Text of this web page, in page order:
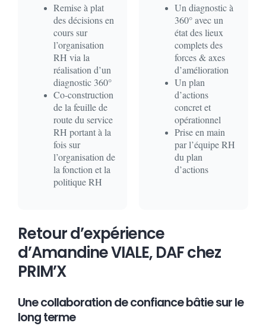
Remise à plat
des décisions en
cours sur
l’organisation
RH via la
réalisation d’un
diagnostic 360°
Co-construction
de la feuille de
route du service
RH portant à la
fois sur
l’organisation de
la fonction et la
politique RH
Un diagnostic à
360° avec un
état des lieux
complets des
forces & axes
d’amélioration
Un plan
d’actions
concret et
opérationnel
Prise en main
par l’équipe RH
du plan
d’actions
Retour d’expérience
d’Amandine VIALE, DAF chez
PRIM’X
Une collaboration de confiance bâtie sur le
long terme